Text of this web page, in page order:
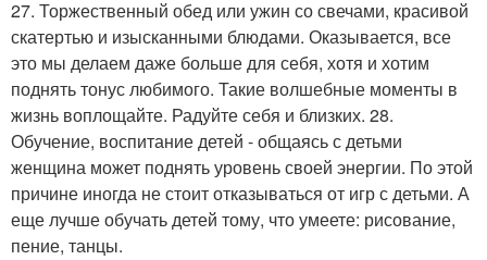
27. Торжественный обед или ужин со свечами, красивой
скатертью и изысканными блюдами. Оказывается, все
это мы делаем даже больше для себя, хотя и хотим
поднять тонус любимого. Такие волшебные моменты в
жизнь воплощайте. Радуйте себя и близких. 28.
Обучение, воспитание детей - общаясь с детьми
женщина может поднять уровень своей энергии. По этой
причине иногда не стоит отказываться от игр с детьми. А
еще лучше обучать детей тому, что умеете: рисование,
пение, танцы.